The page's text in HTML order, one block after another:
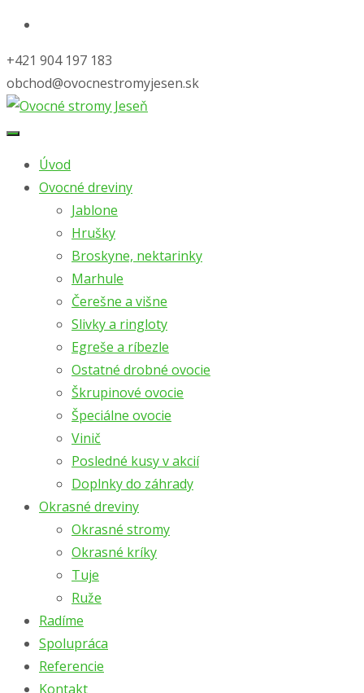
+421 904 197 183
obchod@ovocnestromyjesen.sk
Skip
contentÚvod
Ovocné dreviny
Jablone
Hrušky
Broskyne, nektarinky
Marhule
Čerešne a višne
Slivky a ringloty
Egreše a ríbezle
Ostatné drobné ovocie
Škrupinové ovocie
Špeciálne ovocie
Vinič
Posledné kusy v akcií
Doplnky do záhrady
Okrasné dreviny
Okrasné stromy
Okrasné kríky
Tuje
Ruže
Radíme
Spolupráca
Referencie
Kontakt